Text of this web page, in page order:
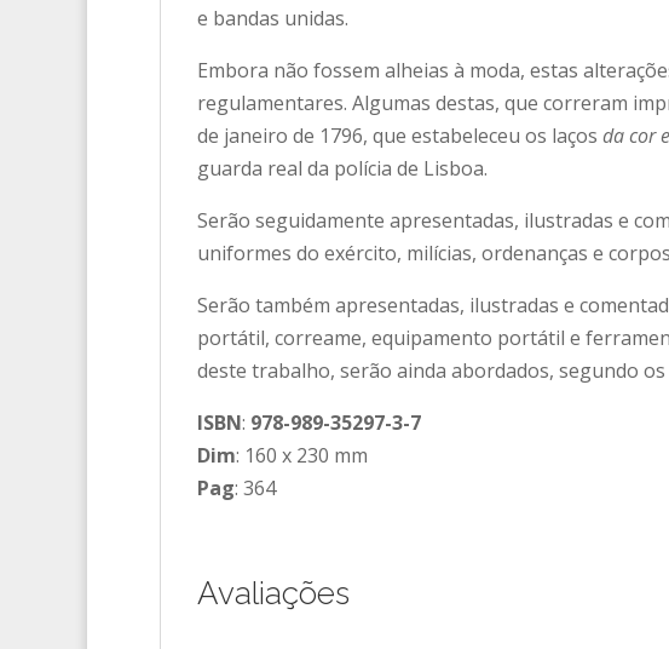
e bandas unidas.
Embora não fossem alheias à moda, estas
regulamentares. Algumas destas, que correram
de janeiro de 1796, que estabeleceu os laços da cor
guarda real da polícia de Lisboa.
Serão seguidamente apresentadas, ilustradas e
uniformes do exército, milícias, ordenanças e
Serão também apresentadas, ilustradas e
portátil, correame, equipamento portátil e
deste trabalho, serão ainda abordados, segundo
ISBN: 978-989-35297-3-7
Dim: 160 x 230 mm
Pag: 364
Avaliações